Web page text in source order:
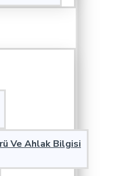
Ve Ahlak Bilgisi